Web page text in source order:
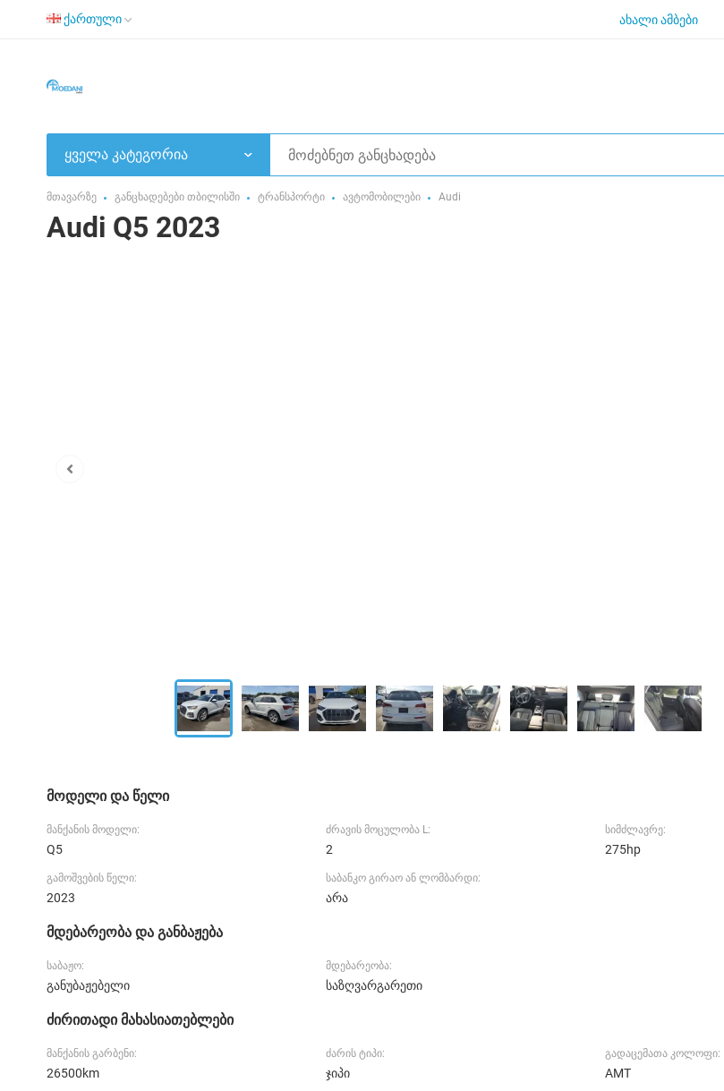
ქართული ახალი ამბები
ყველა კატეგორია
მთავარზე განცხადებები თბილისში ტრანსპორტი ავტომობილები Audi
Audi Q5 2023
მოდელი და წელი
მანქანის მოდელი:
Q5
ძრავის მოცულობა L:
2
სიმძლავრე:
275hp
გამოშვების წელი:
2023
საბანკო გირაო ან ლომბარდი:
არა
მდებარეობა და განბაჟება
საბაჟო:
განუბაჟებელი
მდებარეობა:
საზღვარგარეთი
ძირითადი მახასიათებლები
მანქანის გარბენი:
26500km
ძარის ტიპი:
ჯიპი
გადაცემათა კოლოფი:
AMT